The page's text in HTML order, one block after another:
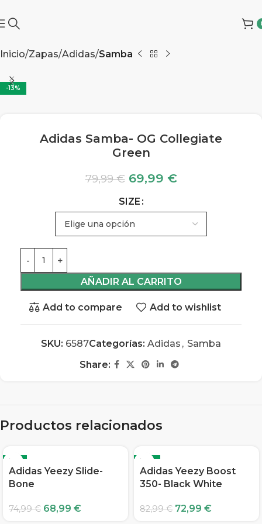
Inicio Zapas Adidas Samba
-13%
Adidas Samba- OG Collegiate
Green
79,99€ 69,99 €
SIZE
AÑADIR AL CARRITO
Add to compare Add to wishlist
SKU: 6587Categorías: Adidas , Samba
Share:
Productos relacionados
-8%
Adidas Yeezy Slide-
Bone
74,99€ 68,99 €
-12%
Adidas Yeezy Boost
350- Black White
82,99€ 72,99 €